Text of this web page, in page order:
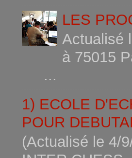
LES
Actualisé
à
...
1) ECOLE
POUR
(Actualisé le 4/